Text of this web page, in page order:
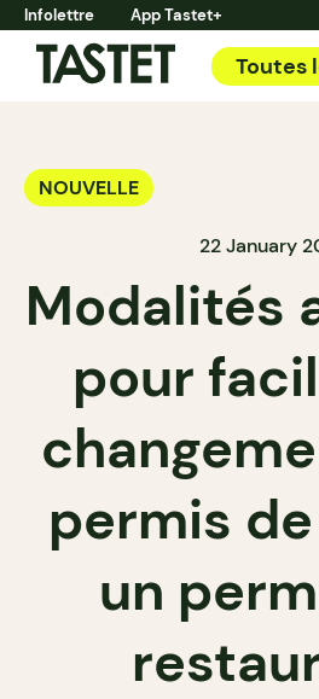
Infolettre App Tastet+
Toutes
NOUVELLE
22 January
Modalités
pour
permis
un